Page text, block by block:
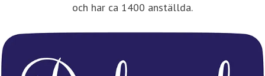
och har ca 1400 anställda.